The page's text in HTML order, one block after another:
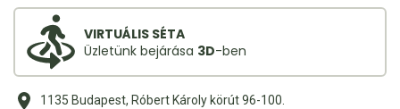
VIRTUÁLIS SÉTA
Üzletünk bejárása 3D-ben
1135 Budapest, Róbert Károly körút 96-100.